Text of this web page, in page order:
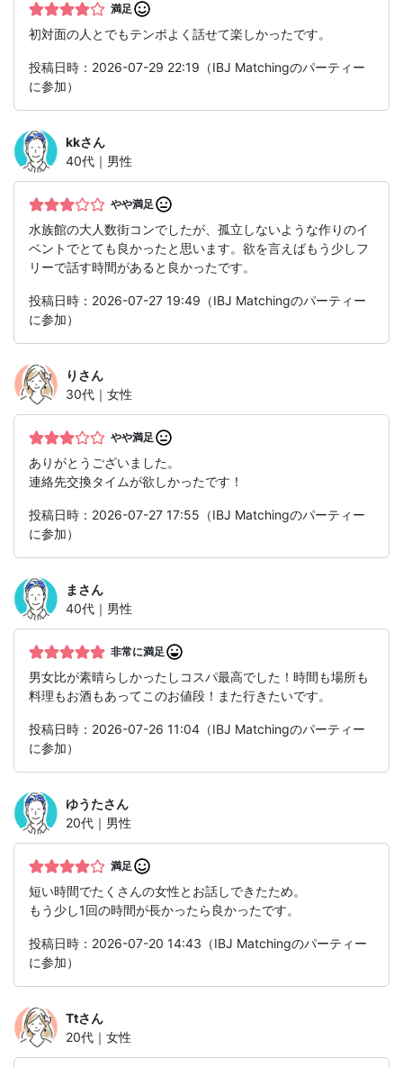
満足
初対面の人とでもテンポよく話せて楽しかったです。
投稿日時：2026-07-29 22:19（IBJ Matchingのパーティー
に参加）
kkさん
40代｜男性
やや満足
水族館の大人数街コンでしたが、孤立しないような作りのイ
ベントでとても良かったと思います。欲を言えばもう少しフ
リーで話す時間があると良かったです。
投稿日時：2026-07-27 19:49（IBJ Matchingのパーティー
に参加）
り さん
30代｜女性
やや満足
ありがとうございました。
連絡先交換タイムが欲しかったです！
投稿日時：2026-07-27 17:55（IBJ Matchingのパーティー
に参加）
ま さん
40代｜男性
非常に満足
男女比が素晴らしかったしコスパ最高でした！時間も場所も
料理もお酒もあってこのお値段！また行きたいです。
投稿日時：2026-07-26 11:04（IBJ Matchingのパーティー
に参加）
ゆうたさん
20代｜男性
満足
短い時間でたくさんの女性とお話しできたため。
もう少し1回の時間が長かったら良かったです。
投稿日時：2026-07-20 14:43（IBJ Matchingのパーティー
に参加）
Ttさん
20代｜女性